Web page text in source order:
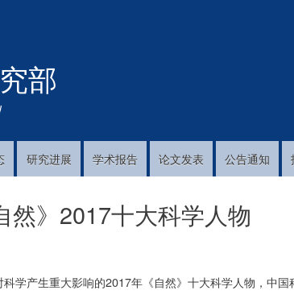
部
研究进展 学术报告 论文发表 公告通知
然》2017十大科学人物
学产生重大影响的2017年《自然》十大科学人物，中国